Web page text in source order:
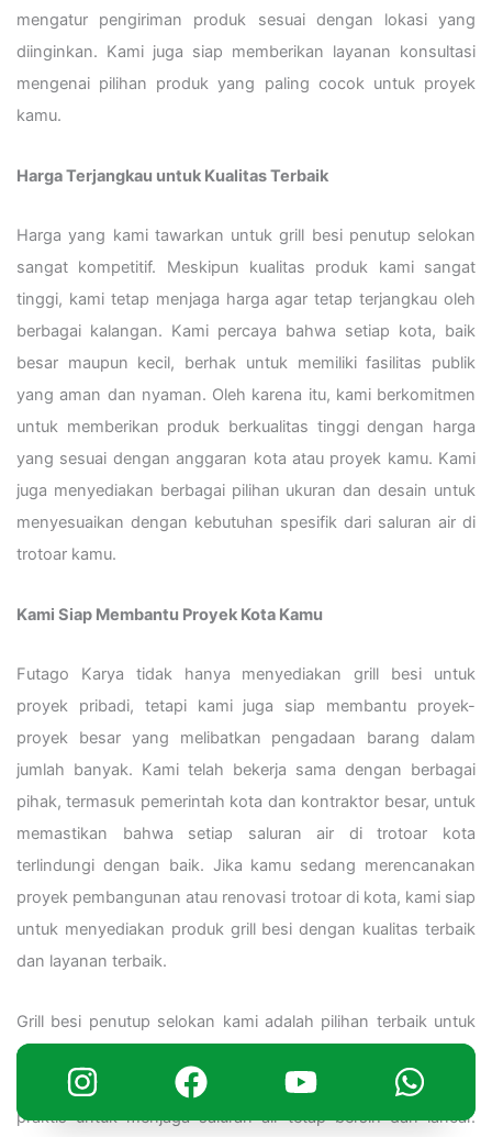
mengatur pengiriman produk sesuai dengan lokasi yang
diinginkan. Kami juga siap memberikan layanan konsultasi
mengenai pilihan produk yang paling cocok untuk proyek
kamu.
Harga Terjangkau untuk Kualitas Terbaik
Harga yang kami tawarkan untuk grill besi penutup selokan
sangat kompetitif. Meskipun kualitas produk kami sangat
tinggi, kami tetap menjaga harga agar tetap terjangkau oleh
berbagai kalangan. Kami percaya bahwa setiap kota, baik
besar maupun kecil, berhak untuk memiliki fasilitas publik
yang aman dan nyaman. Oleh karena itu, kami berkomitmen
untuk memberikan produk berkualitas tinggi dengan harga
yang sesuai dengan anggaran kota atau proyek kamu. Kami
juga menyediakan berbagai pilihan ukuran dan desain untuk
menyesuaikan dengan kebutuhan spesifik dari saluran air di
trotoar kamu.
Kami Siap Membantu Proyek Kota Kamu
Futago Karya tidak hanya menyediakan grill besi untuk
proyek pribadi, tetapi kami juga siap membantu proyek-
proyek besar yang melibatkan pengadaan barang dalam
jumlah banyak. Kami telah bekerja sama dengan berbagai
pihak, termasuk pemerintah kota dan kontraktor besar, untuk
memastikan bahwa setiap saluran air di trotoar kota
terlindungi dengan baik. Jika kamu sedang merencanakan
proyek pembangunan atau renovasi trotoar di kota, kami siap
untuk menyediakan produk grill besi dengan kualitas terbaik
dan layanan terbaik.
Grill besi penutup selokan kami adalah pilihan terbaik untuk
meningkatkan kualitas trotoar kota. Selain memastikan
keamanan pejalan kaki, produk kami juga memberikan solusi
praktis untuk menjaga saluran air tetap bersih dan lancar.